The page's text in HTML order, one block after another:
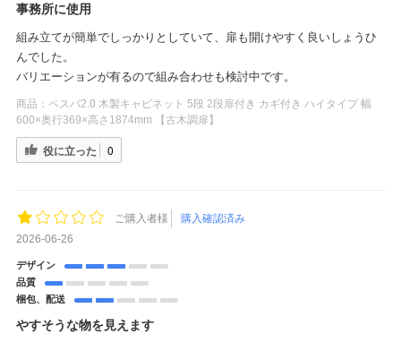
事務所に使用
組み立てが簡単でしっかりとしていて、扉も開けやすく良いしょうひ
んでした。
バリエーションが有るので組み合わせも検討中です。
商品： ペスパ2.0 木製キャビネット 5段 2段扉付き カギ付き ハイタイプ 幅
600×奥行369×高さ1874mm 【古木調扉】
役に立った 0
ご購入者様
購入確認済み
2026-06-26
デザイン
品質
梱包、配送
やすそうな物を見えます